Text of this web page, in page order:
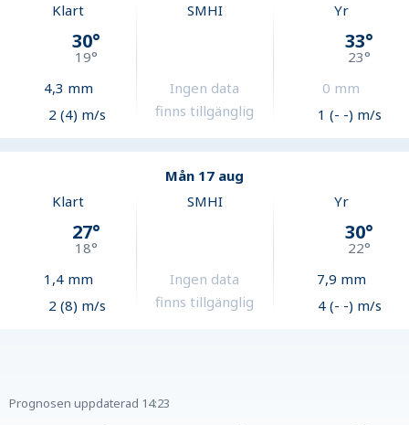
Klart
30°
19°
4,3 mm
2 (4) m/s
SMHI
Ingen data
finns tillgänglig
Yr
33°
23°
0 mm
1 (- -) m/s
Mån 17 aug
Klart
27°
18°
1,4mm
2 (8) m/s
SMHI
Ingen data
finns tillgänglig
Yr
30°
22°
7,9 mm
4 (- -) m/s
Prognosen uppdaterad 14:23